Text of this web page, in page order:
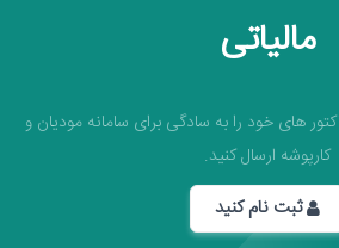
مالیاتی
های خود را به سادگی برای سامانه مودیان و
کارپوشه ارسال کنید.
ثبت نام کنید